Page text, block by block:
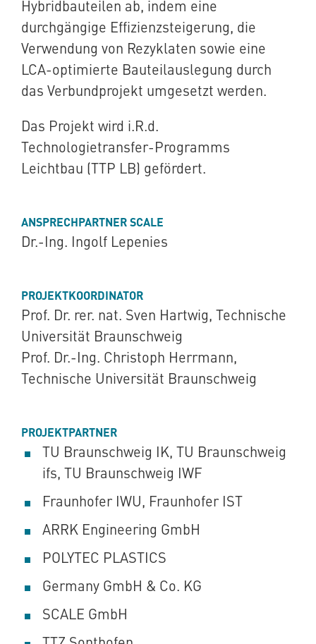
Hybridbauteilen ab, indem eine
durchgängige Effizienzsteigerung, die
Verwendung von Rezyklaten sowie eine
LCA-optimierte Bauteilauslegung durch
das Verbundprojekt umgesetzt werden.
Das Projekt wird i.R.d.
Technologietransfer-Programms
Leichtbau (TTP LB) gefördert.
ANSPRECHPARTNER SCALE
Dr.-Ing. Ingolf Lepenies
PROJEKTKOORDINATOR
Prof. Dr. rer. nat. Sven Hartwig, Technische
Universität Braunschweig
Prof. Dr.-Ing. Christoph Herrmann,
Technische Universität Braunschweig
PROJEKTPARTNER
TU Braunschweig IK, TU Braunschweig
ifs, TU Braunschweig IWF
Fraunhofer IWU, Fraunhofer IST
ARRK Engineering GmbH
POLYTEC PLASTICS
Germany GmbH & Co. KG
SCALE GmbH